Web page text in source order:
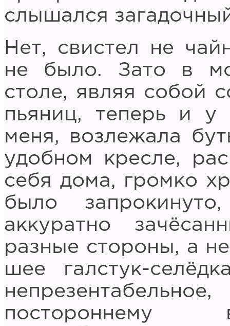
слышался
Нет, свистел не
не было. Зато в
столе, являя собой
пьяниц, теперь и у
меня, возлежала
удобном кресле,
себя дома, громко
было
аккуратно
разные стороны, а
шее галстук-
постороннему